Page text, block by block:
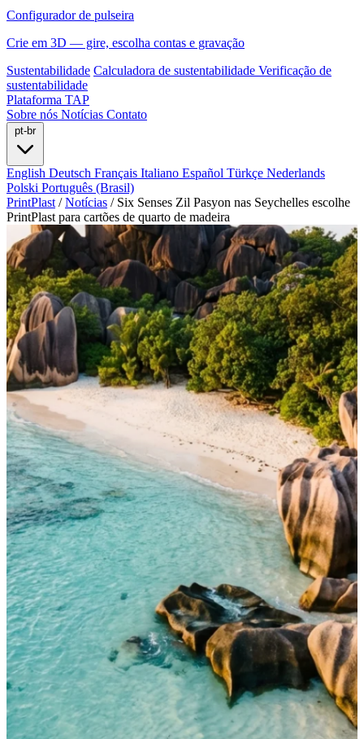
Configurador de pulseira
Crie em 3D — gire, escolha contas e gravação
Sustentabilidade Calculadora de sustentabilidade Verificação de
sustentabilidade
Plataforma TAP
Sobre nós Notícias Contato
pt-br
English Deutsch Français Italiano Español Türkçe Nederlands
Polski Português (Brasil)
PrintPlast / Notícias / Six Senses Zil Pasyon nas Seychelles escolhe
PrintPlast para cartões de quarto de madeira